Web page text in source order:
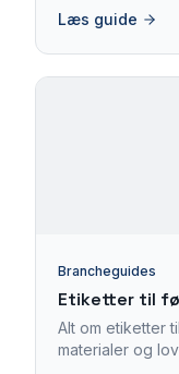
Læs guide
Brancheguides
Etiketter til
Alt om etiketter
materialer og